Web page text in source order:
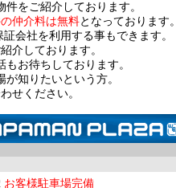
をご紹介しております。
仲介料は無料となっております。
会社を利用する事もできます。
介しております。
お待ちしております。
知りたいという方。
せください。
お客様駐車場完備